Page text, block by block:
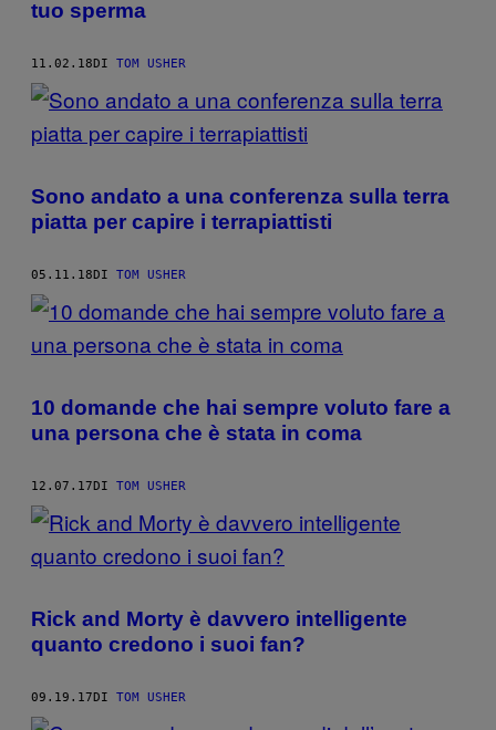
tuo sperma
11.02.18DI TOM USHER
Sono andato a una conferenza sulla terra
piatta per capire i terrapiattisti
05.11.18DI TOM USHER
10 domande che hai sempre voluto fare a
una persona che è stata in coma
12.07.17DI TOM USHER
Rick and Morty è davvero intelligente
quanto credono i suoi fan?
09.19.17DI TOM USHER